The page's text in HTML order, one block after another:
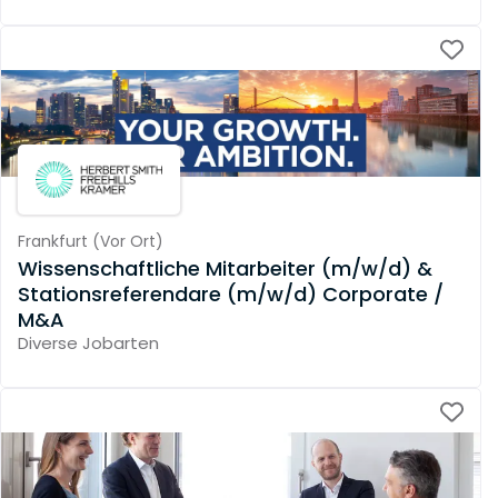
Frankfurt (Vor Ort)
Wissenschaftliche Mitarbeiter (m/w/d) &
Stationsreferendare (m/w/d) Corporate /
M&A
Diverse Jobarten